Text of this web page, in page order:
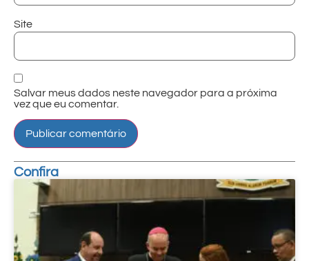
Site
Salvar meus dados neste navegador para a próxima
vez que eu comentar.
Confira